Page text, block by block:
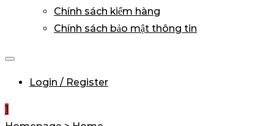
Chính sách kiểm hàng
Chính sách bảo mật thông tin
Login / Register
1